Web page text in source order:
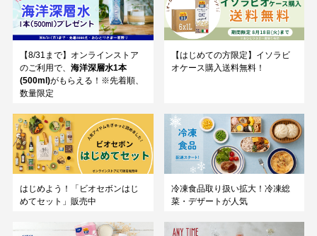
【8/31まで】オンラインストア
のご利用で、 海洋深層水1本
(500ml)がもらえる！※先着順、
数量限定
【はじめての方限定】イソラビ
オケース購入送料無料！
はじめよう！「ビオセボンはじ
めてセット」販売中
冷凍食品取り扱い拡大！冷凍総
菜・デザートが人気